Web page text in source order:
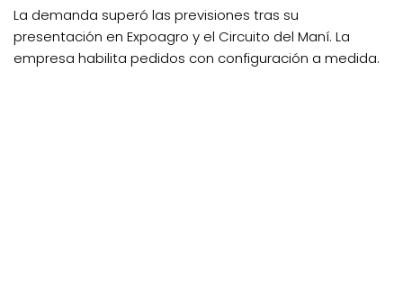
La demanda superó las previsiones tras su
presentación en Expoagro y el Circuito del Maní. La
empresa habilita pedidos con configuración a medida.